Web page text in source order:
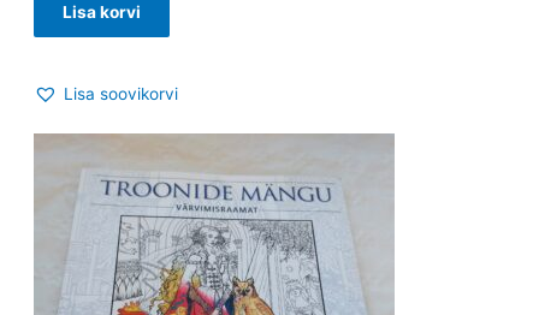
Lisa korvi
Lisa soovikorvi